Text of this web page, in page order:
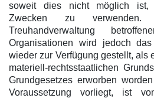
soweit dies nicht möglich ist,
Zwecken zu
Treuhandverwaltung
Organisationen wird jedoch
wieder zur Verfügung gestellt, als
materiell-rechtsstaatlichen
Grundgesetzes erworben
Voraussetzung vorliegt, ist